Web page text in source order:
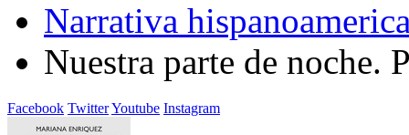
Narrativa
Nuestra parte de noche.
Facebook TwitterYoutube Instagram